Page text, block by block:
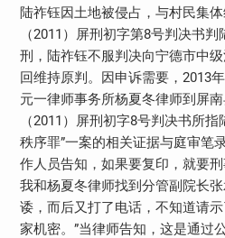
陆祚钰因土地被侵占，与村民集
（2011 ）屏刑初字第8号判决书判
刑，陆祚钰不服判决向宁德市中
回维持原判。因申诉需要， 2013年
元一律师事务所杨夏冬律师到屏
（2011 ）屏刑初字8号判决书所指
秩序罪”一案的相关证据与庭审笔
作人员告知，如果要复印，就要
我和杨夏冬律师找到分管副院长
诿，而后又打了电话，不知道请
家机密。”当律师告知，这是通过